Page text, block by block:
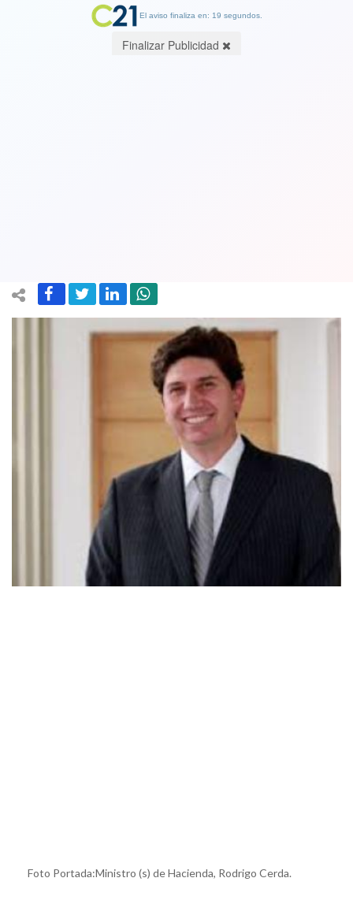
Foto Portada:Ministro (s) de Hacienda, Rodrigo Cerda.
El aviso finaliza en: 19 segundos.
Finalizar Publicidad